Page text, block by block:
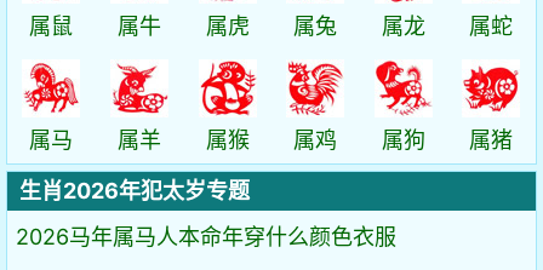
属鼠 属牛 属虎 属兔 属龙 属蛇
属马 属羊 属猴 属鸡 属狗
属猪
生肖2026年犯太岁专题
2026马年属马人本命年穿什么颜色衣服